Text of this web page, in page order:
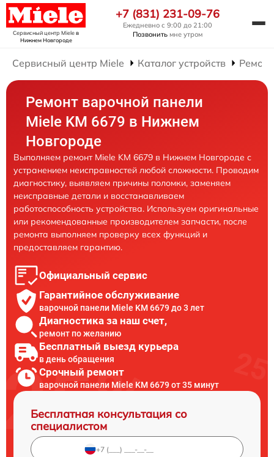
Сервисный центр Mieleв
Нижнем Новгороде
+7 (831) 231-09-76
Ежедневно с 9:00 до 21:00
Позвонить мне утром
Сервисный центр Miele Каталог устройств
Ремонт варочной панели
Miele KM 6679 в Нижнем
Новгороде
Выполняем ремонт Miele KM 6679 в Нижнем Новгороде с
устранением неисправностей любой сложности. Проводим
диагностику, выявляем причины поломки, заменяем
неисправные детали и восстанавливаем
работоспособность устройства. Используем оригинальные
или рекомендованные производителем запчасти, после
ремонта выполняем проверку всех функций и
предоставляем гарантию.
Официальный сервис
Гарантийное обслуживание
варочной панели Miele KM 6679 до 3 лет
Диагностика за наш счет,
ремонт по желанию
Бесплатный выезд курьера
в день обращения
Срочный ремонт
варочной панели Miele KM 6679 от 35 минут
Бесплатная консультация со
специалистом